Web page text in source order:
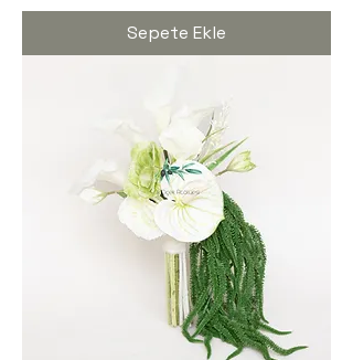
Sepete Ekle